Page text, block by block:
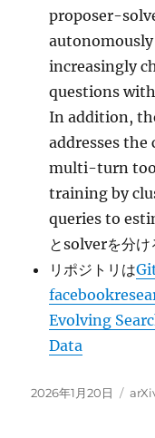
proposer-
increasingly
questions
In addition,
addresses
multi-turn
training by
queries to
とsolverを分け
リポジトリは
Evolving
Data
投
2026年1月20日
カ